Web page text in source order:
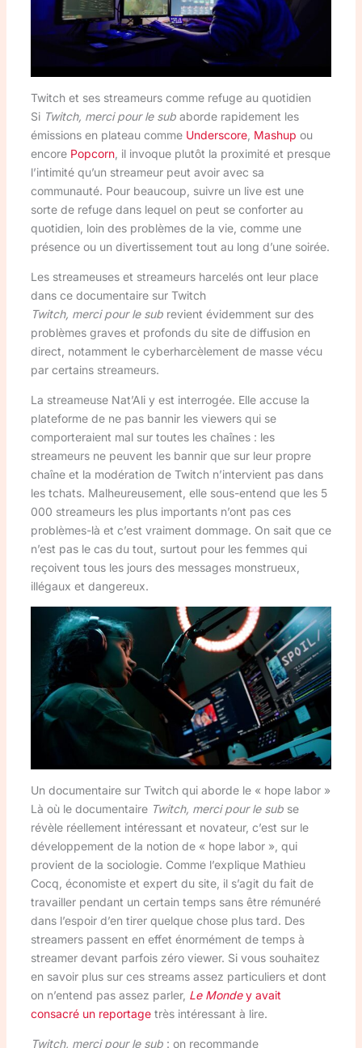
Twitch et ses streameurs comme refuge au quotidien
Si Twitch, merci pour le subaborde rapidement les
émissions en plateau comme Underscore, Mashup ou
encore Popcorn, il invoque plutôt la proximité et presque
l’intimité qu’un streameur peut avoir avec sa
communauté. Pour beaucoup, suivre un live est une
sorte de refuge dans lequel on peut se conforter au
quotidien, loin des problèmes de la vie, comme une
présence ou un divertissement tout au long d’une soirée.
Les streameuses et streameurs harcelés ont leur place
dans ce documentaire sur Twitch
Twitch, merci pour le subrevient évidemment sur des
problèmes graves et profonds du site de diffusion en
direct, notamment le cyberharcèlement de masse vécu
par certains streameurs.
La streameuse Nat’Ali y est interrogée. Elle accuse la
plateforme de ne pas bannir les viewers qui se
comporteraient mal sur toutes les chaînes : les
streameurs ne peuvent les bannir que sur leur propre
chaîne et la modération de Twitch n’intervient pas dans
les tchats. Malheureusement, elle sous-entend que les 5
000 streameurs les plus importants n’ont pas ces
problèmes-là et c’est vraiment dommage. On sait que ce
n’est pas le cas du tout, surtout pour les femmes qui
reçoivent tous les jours des messages monstrueux,
illégaux et dangereux.
Un documentaire sur Twitch qui aborde le « hope labor »
Là où le documentaire Twitch, merci pour le subse
révèle réellement intéressant et novateur, c’est sur le
développement de la notion de « hope labor », qui
provient de la sociologie. Comme l’explique Mathieu
Cocq, économiste et expert du site, il s’agit du fait de
travailler pendant un certain temps sans être rémunéré
dans l’espoir d’en tirer quelque chose plus tard. Des
streamers passent en effet énormément de temps à
streamer devant parfois zéro viewer. Si vous souhaitez
en savoir plus sur ces streams assez particuliers et dont
on n’entend pas assez parler, Le Mondey avait
consacré un reportagetrès intéressant à lire.
Twitch, merci pour le sub: on recommande